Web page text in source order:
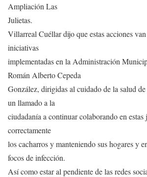
Ampliación Las
Julietas.
Villarreal Cuéllar dijo que estas acciones
iniciativas
implementadas en la Administración
Román Alberto Cepeda
González, dirigidas al cuidado de la salud
un llamado a la
ciudadanía a continuar colaborando en estas
correctamente
los cacharros y manteniendo sus hogares y
focos de infección.
Así como estar al pendiente de las redes